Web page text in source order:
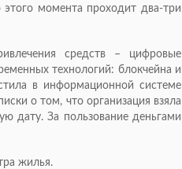
момента проходит два-три
средств – цифровые
технологий: блокчейна и
в информационной системе
о том, что организация взяла
дату. За пользование деньгами
жилья.